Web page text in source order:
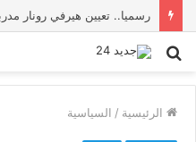
رسميا.. تعيين هيرفي رونار
بحث
الرئيسية / السياسية